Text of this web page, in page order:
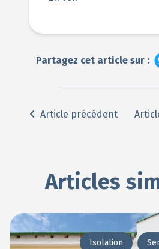
Partagez cet article sur :
Article précédent
Articles
Isolation